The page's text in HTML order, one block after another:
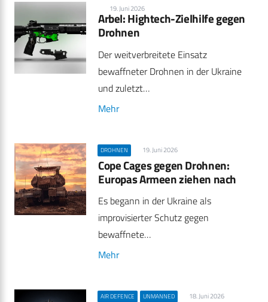
19. Juni 2026
Arbel: Hightech-Zielhilfe gegen
Drohnen
Der weitverbreitete Einsatz
bewaffneter Drohnen in der Ukraine
und zuletzt…
Mehr
DROHNEN 19. Juni 2026
Cope Cages gegen Drohnen:
Europas Armeen ziehen nach
Es begann in der Ukraine als
improvisierter Schutz gegen
bewaffnete…
Mehr
AIR DEFENCE UNMANNED 18. Juni 2026